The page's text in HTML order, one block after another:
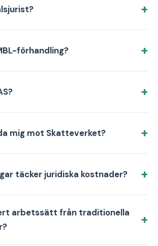
förhandling?
mig mot Skatteverket?
täcker juridiska kostnader?
arbetssätt från traditionella